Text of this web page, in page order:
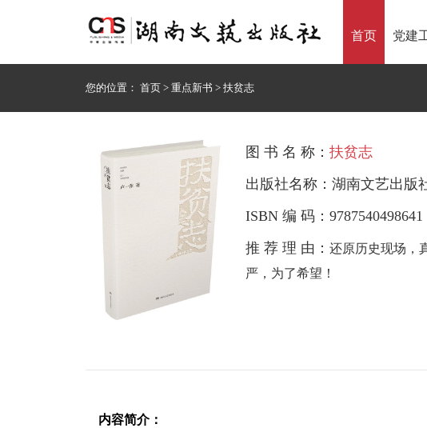
首页 党建
您的位置： 首页 > 重点新书 > 扶贫志
图 书 名 称： 扶贫志
出版社名称：湖南文艺出版
ISBN 编 码：9787540498641
推 荐 理 由： 还原历史现场，
严，为了希望！
内容简介：